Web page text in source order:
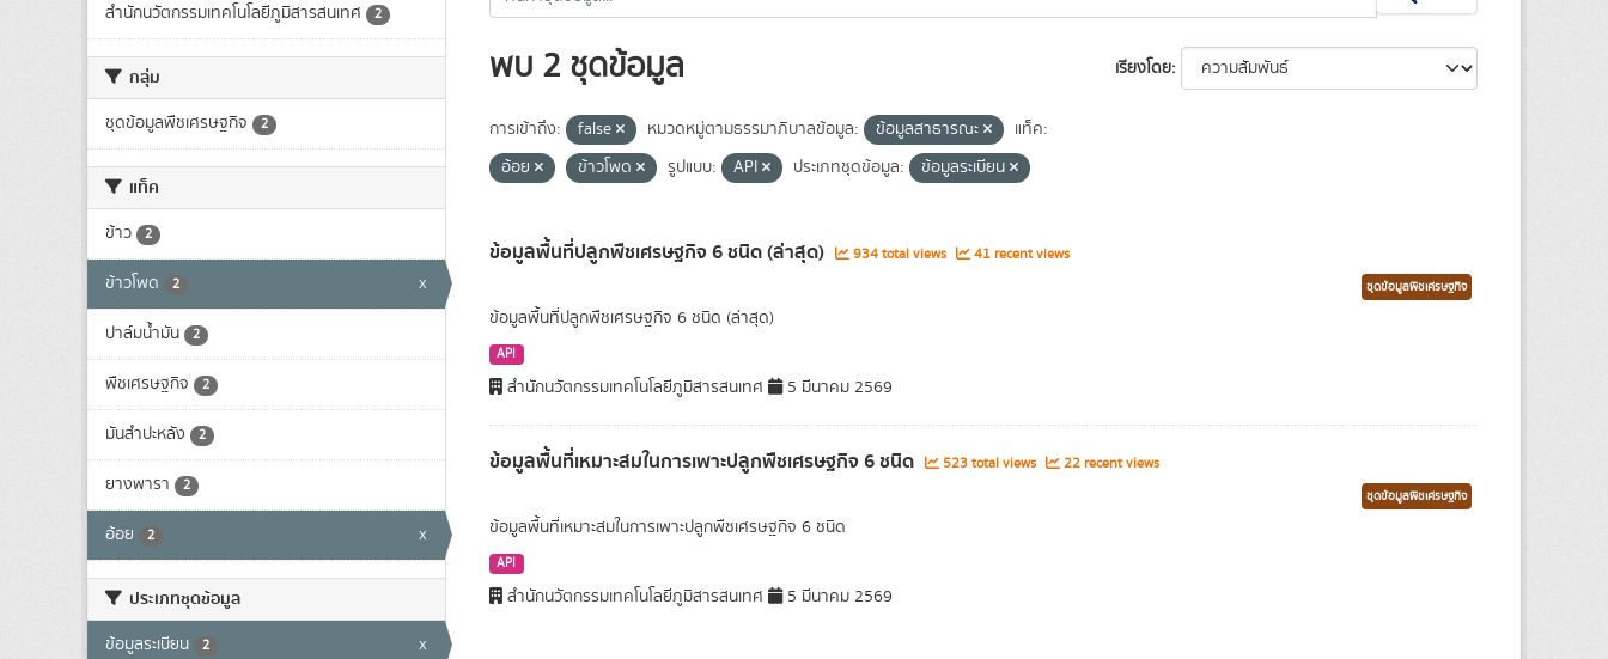
สำนักนวัตกรรมเทคโนโลยีภูมิสารสนเทศ 2
กลุ่ม
ชุดข้อมูลพืชเศรษฐกิจ 2
แท็ค
ข้าว 2
ข้าวโพด 2 x
ปาล์มน้ำมัน 2
พืชเศรษฐกิจ 2
มันสำปะหลัง 2
ยางพารา 2
อ้อย 2 x
ประเภทชุดข้อมูล
ข้อมูลระเบียน 2 x
เรียงโดย
พบ 2 ชุดข้อมูล
การเข้าถึง: false หมวดหมู่ตามธรรมาภิบาลข้อมูล: ข้อมูลสาธารณะ
แท็ค:
อ้อย
ข้าวโพด รูปแบบ: API ประเภทชุดข้อมูล: ข้อมูลระเบียน
ข้อมูลพื้นที่ปลูกพืชเศรษฐกิจ 6 ชนิด (ล่าสุด) 934 total views 41 recent views
ชุดข้อมูลพืชเศรษฐกิจ
ข้อมูลพื้นที่ปลูกพืชเศรษฐกิจ 6 ชนิด (ล่าสุด)
API
สำนักนวัตกรรมเทคโนโลยีภูมิสารสนเทศ 5 มีนาคม 2569
ข้อมูลพื้นที่เหมาะสมในการเพาะปลูกพืชเศรษฐกิจ 6 ชนิด 523 total views 22 recent views
ชุดข้อมูลพืชเศรษฐกิจ
ข้อมูลพื้นที่เหมาะสมในการเพาะปลูกพืชเศรษฐกิจ 6 ชนิด
API
สำนักนวัตกรรมเทคโนโลยีภูมิสารสนเทศ 5 มีนาคม 2569